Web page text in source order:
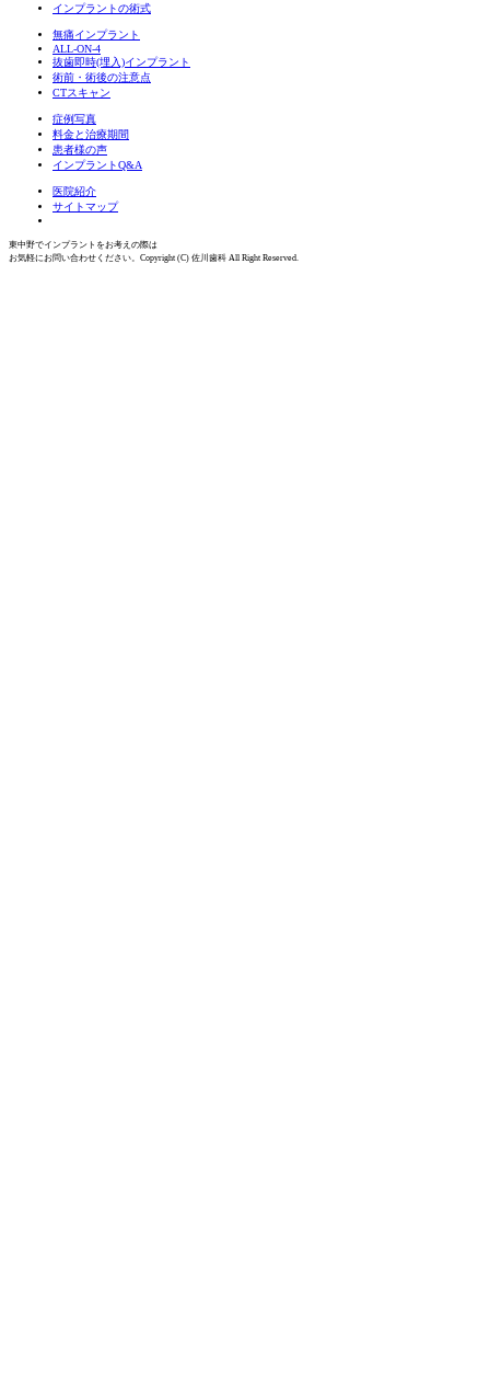
インプラントの術式
無痛インプラント
ALL-ON-4
抜歯即時(埋入)インプラント
術前・術後の注意点
CTスキャン
症例写真
料金と治療期間
患者様の声
インプラントQ&A
医院紹介
サイトマップ
東中野でインプラントをお考えの際は
お気軽にお問い合わせください。 Copyright (C) 佐川歯科 All Right Reserved.